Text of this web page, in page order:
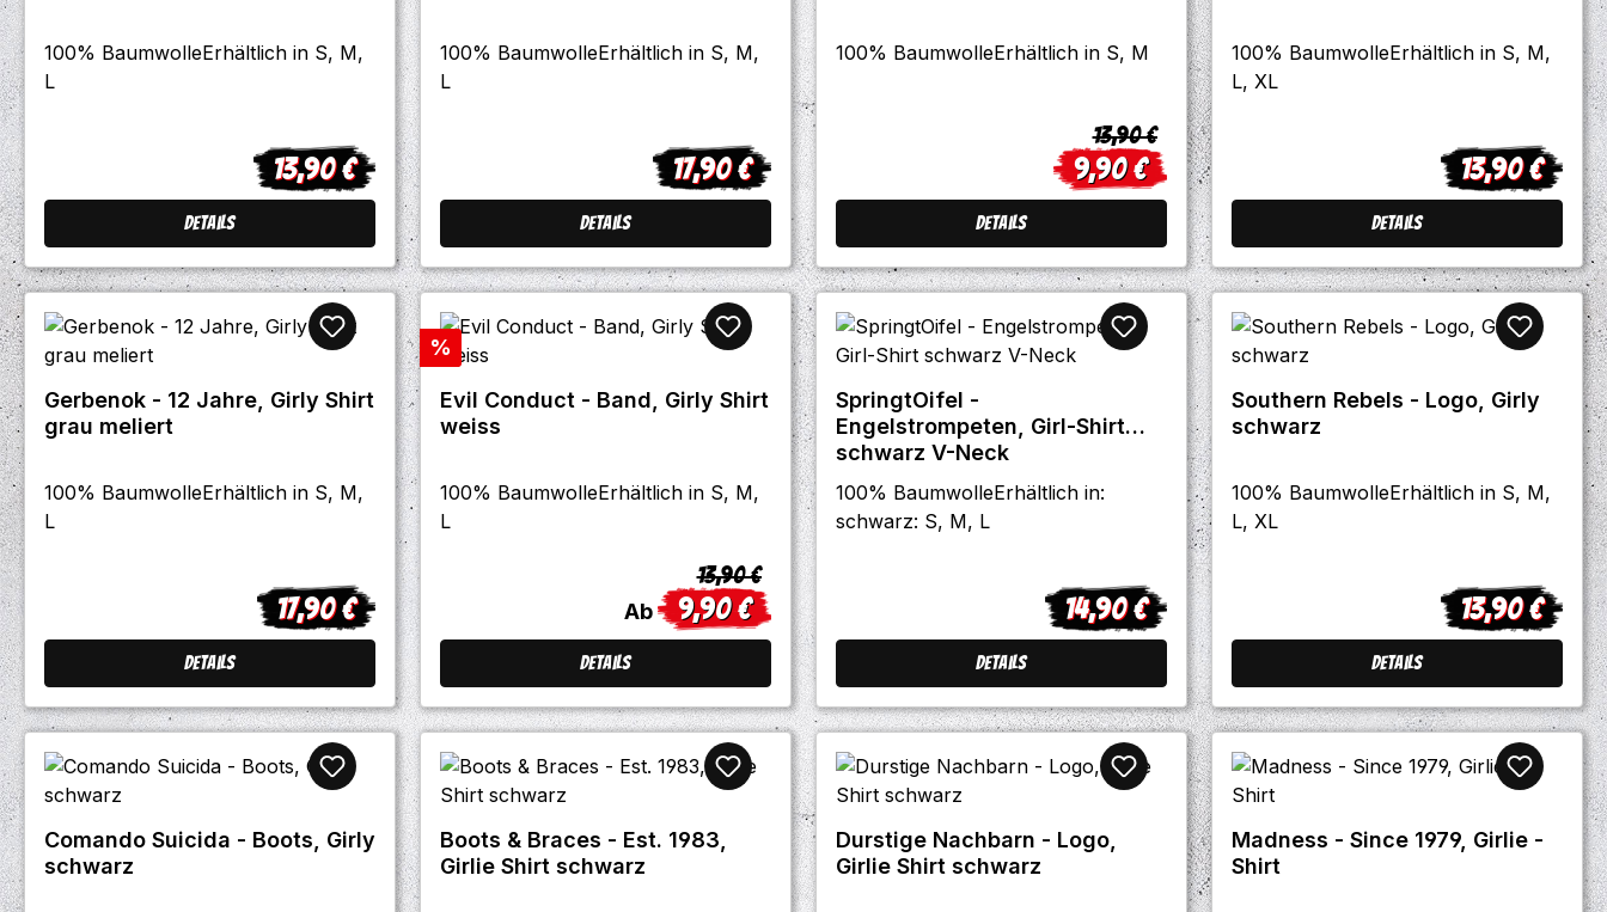
100% BaumwolleErhältlich in S, M,
L
Regulärer Preis:
13,90 €
Details
100% BaumwolleErhältlich in S, M,
L
Regulärer Preis:
17,90 €
Details
100% BaumwolleErhältlich in S, M
Verkaufspreis:
9,90 €
Regulärer Preis:
13,90 €
Details
100% BaumwolleErhältlich in S, M,
L, XL
Regulärer
13,90 €
Details
Gerbenok - 12 Jahre, Girly Shirt
grau meliert
100% BaumwolleErhältlich in S, M,
L
Regulärer Preis:
17,90 €
Details
Rabatt
%
Evil Conduct - Band, Girly Shirt
weiss
100% BaumwolleErhältlich in S, M,
L
Verkaufspreis:
Ab 9,90 €
Regulärer Preis:
13,90 €
Details
SpringtOifel -
Engelstrompeten, Girl-Shirt
schwarz V-Neck
100% BaumwolleErhältlich in:
schwarz: S, M, L
Regulärer Preis:
14,90 €
Details
Southern Rebels - Logo, Girly
schwarz
100% BaumwolleErhältlich in S, M,
L, XL
Regulärer
13,90 €
Details
Comando Suicida - Boots, Girly
schwarz
Boots & Braces - Est. 1983,
Girlie Shirt schwarz
Durstige Nachbarn - Logo,
Girlie Shirt schwarz
Madness - Since 1979, Girlie -
Shirt